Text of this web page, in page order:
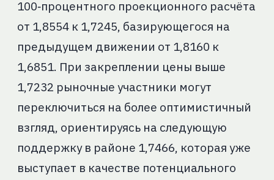
100‑процентного проекционного расчёта
от 1,8554 к 1,7245, базирующегося на
предыдущем движении от 1,8160 к
1,6851. При закреплении цены выше
1,7232 рыночные участники могут
переключиться на более оптимистичный
взгляд, ориентируясь на следующую
поддержку в районе 1,7466, которая уже
выступает в качестве потенциального